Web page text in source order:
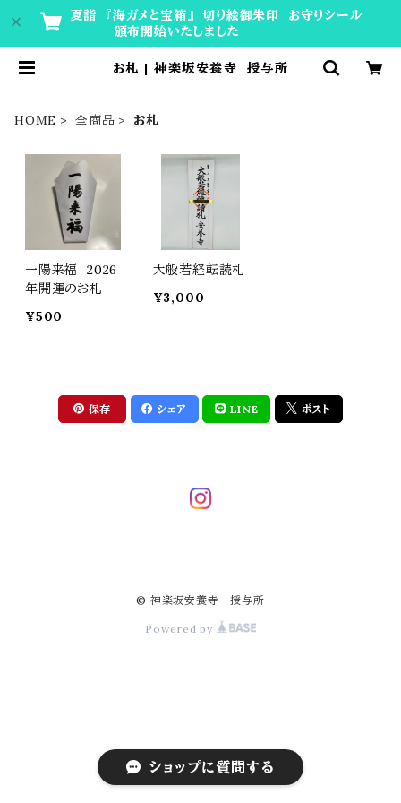
夏詣 『海ガメと宝箱』 切り絵御朱印 お守りシール
頒布開始いたしました
お札 | 神楽坂安養寺 授与所
HOME 全商品 お札
一陽来福 2026
年開運のお札
¥500
大般若経転読札
¥3,000
保存 シェア LINE ポスト
© 神楽坂安養寺 授与所
Powered by
ショップに質問する